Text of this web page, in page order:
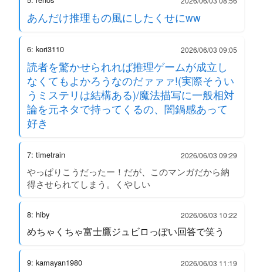
あんだけ推理もの風にしたくせにww
6: kori3110 2026/06/03 09:05
読者を驚かせられれば推理ゲームが成立し
なくてもよかろうなのだァァァ!(実際そうい
うミステリは結構ある)/魔法描写に一般相対
論を元ネタで持ってくるの、闇鍋感あって
好き
7: timetrain 2026/06/03 09:29
やっぱりこうだったー！だが、このマンガだから納
得させられてしまう。くやしい
8: hiby 2026/06/03 10:22
めちゃくちゃ富士鷹ジュビロっぽい回答で笑う
9: kamayan1980 2026/06/03 11:19